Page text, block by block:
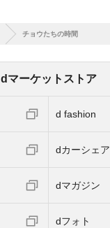
チョウたちの時間
dマーケットストア
d fashion
dカーシェア
dマガジン
dフォト